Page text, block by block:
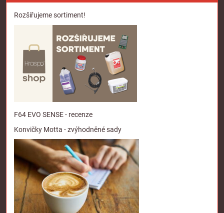
Rozšiřujeme sortiment!
F64 EVO SENSE - recenze
Konvičky Motta - zvýhodněné sady